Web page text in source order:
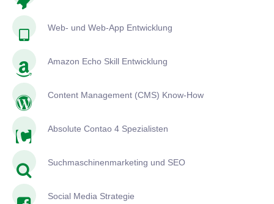
Web- und Web-App Entwicklung
Amazon Echo Skill Entwicklung
Content Management (CMS) Know-How
Absolute Contao 4 Spezialisten
Suchmaschinenmarketing und SEO
Social Media Strategie